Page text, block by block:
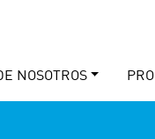
NOSOTROS